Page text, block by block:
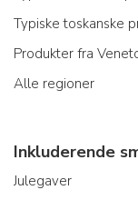
Typiske toskanske
Produkter fra
Alle regioner
Inkluderende
Julegaver